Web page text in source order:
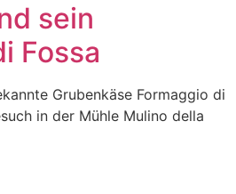
sein
Fossa
Grubenkäse Formaggio di
in der Mühle Mulino della